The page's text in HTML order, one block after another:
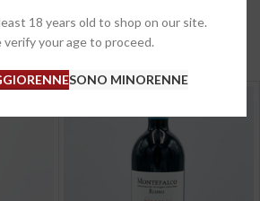
18 years old to shop on our site.
verify your age to proceed.
SONO MINORENNE